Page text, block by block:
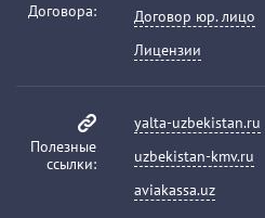
Договора:
Договор юр. лицо
Лицензии
Полезные
ссылки:
yalta-uzbekistan.ru
uzbekistan-kmv.ru
aviakassa.uz